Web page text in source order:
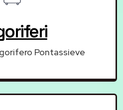
Pontassieve